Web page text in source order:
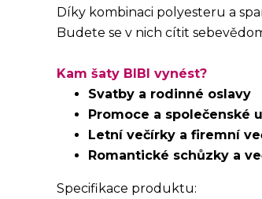
Díky kombinaci polyesteru a
Budete se v nich cítit
Kam šaty BIBI vynést?
Svatby a rodinné oslavy
Promoce a společenské
Letní večírky a firemní
Romantické schůzky a
Specifikace produktu: